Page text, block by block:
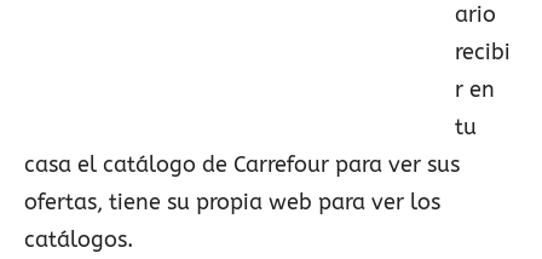
ario
recibi
r en
tu
casa el catálogo de Carrefour para ver sus
ofertas, tiene su propia web para ver los
catálogos.